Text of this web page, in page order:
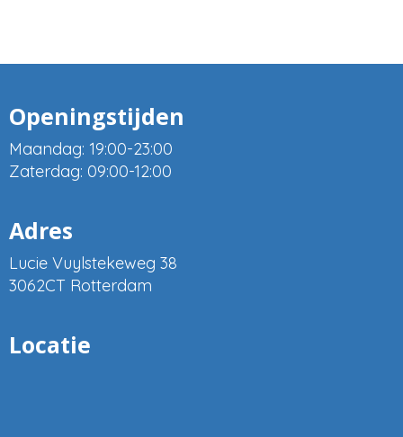
Openingstijden
Maandag: 19:00-23:00
Zaterdag: 09:00-12:00
Adres
Lucie Vuylstekeweg 38
3062CT Rotterdam
Locatie